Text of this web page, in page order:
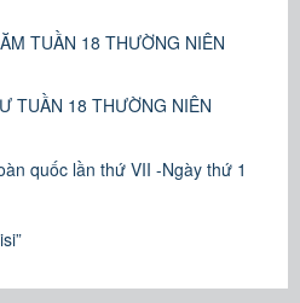
TUẦN 18 THƯỜNG NIÊN
TUẦN 18 THƯỜNG NIÊN
quốc lần thứ VII -Ngày thứ 1